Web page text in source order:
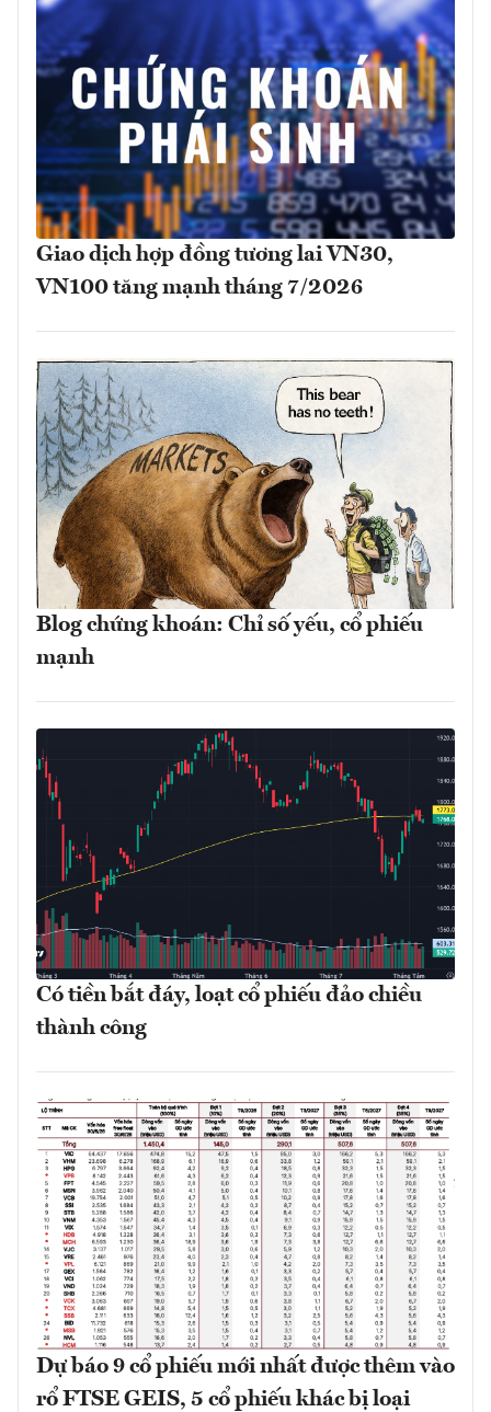
Giao dịch hợp đồng tương lai VN30,
VN100 tăng mạnh tháng 7/2026
Blog chứng khoán: Chỉ số yếu, cổ phiếu
mạnh
Có tiền bắt đáy, loạt cổ phiếu đảo chiều
thành công
Dự báo 9 cổ phiếu mới nhất được thêm vào
rổ FTSE GEIS, 5 cổ phiếu khác bị loại